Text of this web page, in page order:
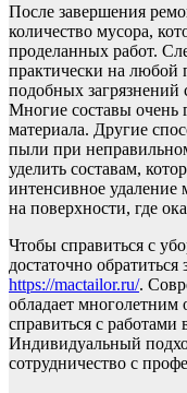
После завершения
количество мусора,
проделанных работ.
практически на любой
подобных загрязнений
Многие составы очень
материала. Другие
пыли при
уделить составам,
интенсивное удаление
на поверхности, где
Чтобы справиться с
достаточно
https://mactailor.ru/.
обладает многолетним
справиться с
Индивидуальный
сотрудничество с